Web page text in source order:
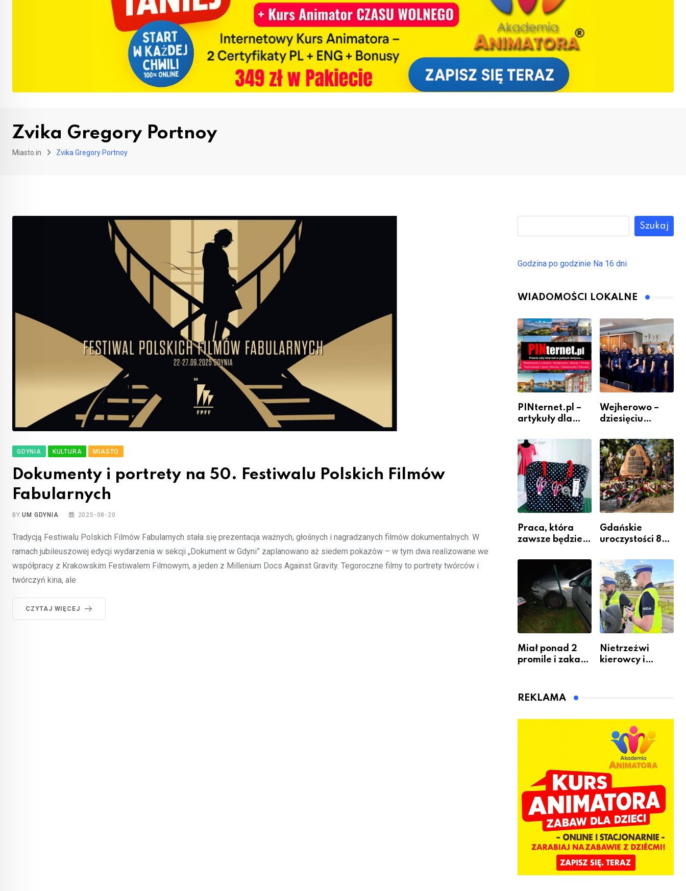
Zvika Gregory Portnoy
Miasto.in Zvika Gregory Portnoy
GDYNIA KULTURA MIASTO
Dokumenty i portrety na 50. Festiwalu Polskich Filmów
Fabularnych
BYUM GDYNIA 2025-08-20
Tradycją Festiwalu Polskich Filmów Fabularnych stała się prezentacja ważnych, głośnych i nagradzanych filmów dokumentalnych. W
ramach jubileuszowej edycji wydarzenia w sekcji „Dokument w Gdyni” zaplanowano aż siedem pokazów – w tym dwa realizowane we
współpracy z Krakowskim Festiwalem Filmowym, a jeden z Millenium Docs Against Gravity. Tegoroczne filmy to portrety twórców i
twórczyń kina, ale
CZYTAJ WIĘCEJ
Szukaj
Godzina po godzinie Na 16 dni
WIADOMOŚCI LOKALNE
PINternet.pl –
artykuły dla
jako inwestycja
w widoczność
Wejherowo –
dziesięciu
policjantów w
szeregach
Komendy
Powiatowej
Praca, która
zawsze będzie
krawiectwo
zawodem
przyszłości i
gdzie się go
nauczyć?
Gdańskie
uroczystości 82.
wybuchu
Powstania
Warszawskiego
Miał ponad 2
promile i zakaz
kierownicę w
Nietrzeźwi
kierowcy i
REKLAMA